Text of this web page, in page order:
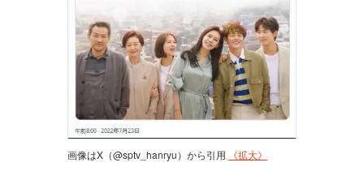
画像はX（@sptv_hanryu）から引用 《拡大》